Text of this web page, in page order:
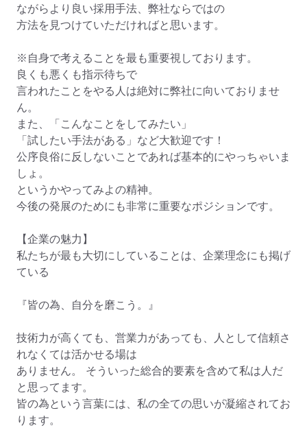
ながらより良い採用手法、弊社ならではの
方法を見つけていただければと思います。
※自身で考えることを最も重要視しております。
良くも悪くも指示待ちで
言われたことをやる人は絶対に弊社に向いておりませ
ん。
また、「こんなことをしてみたい」
「試したい手法がある」など大歓迎です！
公序良俗に反しないことであれば基本的にやっちゃいま
しょ。
というかやってみよの精神。
今後の発展のためにも非常に重要なポジションです。
【企業の魅力】
私たちが最も大切にしていることは、企業理念にも掲げ
ている
『皆の為、自分を磨こう。』
技術力が高くても、営業力があっても、人として信頼さ
れなくては活かせる場は
ありません。 そういった総合的要素を含めて私は人だ
と思ってます。
皆の為という言葉には、私の全ての思いが凝縮されてお
ります。